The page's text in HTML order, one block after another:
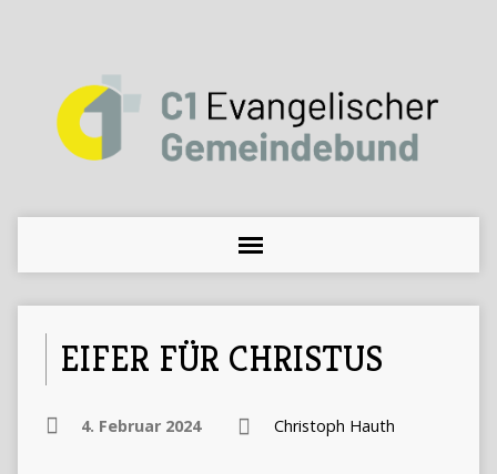
EIFER FÜR CHRISTUS
4. Februar 2024 Christoph Hauth